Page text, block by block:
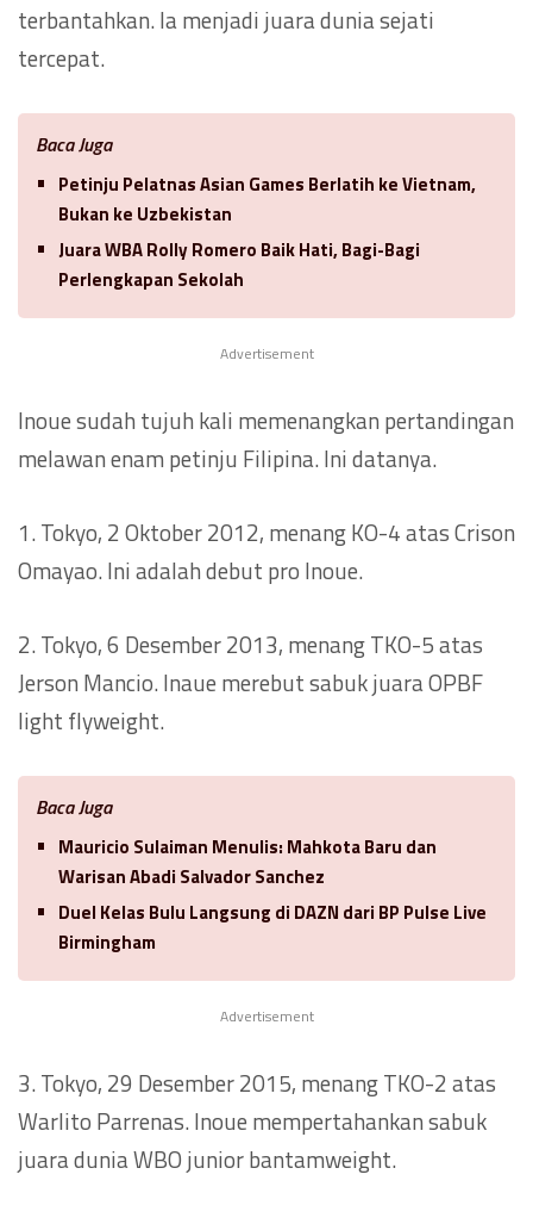
terbantahkan. Ia menjadi juara dunia sejati
tercepat.
Baca Juga
Petinju Pelatnas Asian Games Berlatih ke Vietnam,
Bukan ke Uzbekistan
Juara WBA Rolly Romero Baik Hati, Bagi-Bagi
Perlengkapan Sekolah
Advertisement
Inoue sudah tujuh kali memenangkan pertandingan
melawan enam petinju Filipina. Ini datanya.
1. Tokyo, 2 Oktober 2012, menang KO-4 atas Crison
Omayao. Ini adalah debut pro Inoue.
2. Tokyo, 6 Desember 2013, menang TKO-5 atas
Jerson Mancio. Inaue merebut sabuk juara OPBF
light flyweight.
Baca Juga
Mauricio Sulaiman Menulis: Mahkota Baru dan
Warisan Abadi Salvador Sanchez
Duel Kelas Bulu Langsung di DAZN dari BP Pulse Live
Birmingham
Advertisement
3. Tokyo, 29 Desember 2015, menang TKO-2 atas
Warlito Parrenas. Inoue mempertahankan sabuk
juara dunia WBO junior bantamweight.